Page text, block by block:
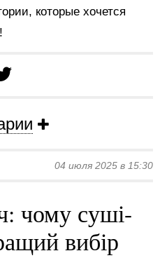
которые хочется
04 июля 2025 в 15:30
чому суші-
вибір